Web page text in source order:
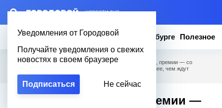
– НОВОСТИ ДНЯ
Уведомления от Городовой
Получайте уведомления о свежих
новостях в своем браузере
Подписаться Не сейчас
Новости Эксклюзив Вопросы о Петербурге Полезное
Городовой Новости Петербурга / Мечты — с наценкой, премии — со
скидкой: в Петербурге начальство запланировало скромнее, чем ждут
сотрудники
Мечты — с наценкой, премии —